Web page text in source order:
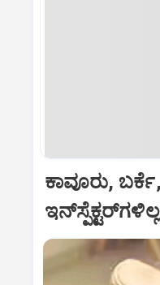
ಕಾವೂರು,
ಇನ್‌ಸ್ಪೆಕ್ಟರ್‌ಗಳಿಲ್ಲ